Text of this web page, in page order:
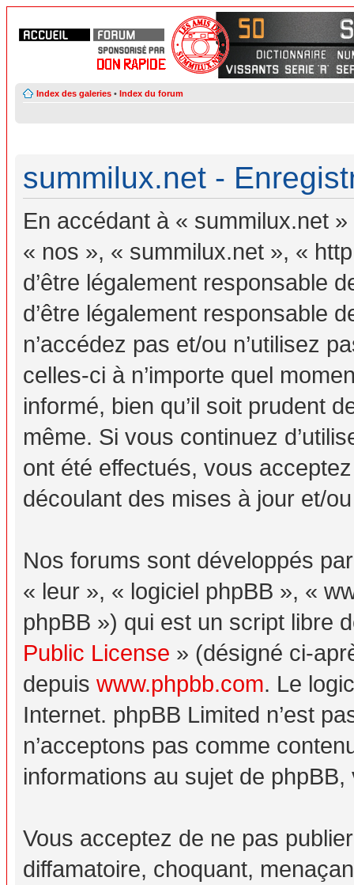
Index des galeries • Index du forum
summilux.net -
En accédant à « summilux.net
« nos », « summilux.net », «
d’être légalement responsable
d’être légalement responsable
n’accédez pas et/ou n’utilisez
celles-ci à n’importe quel
informé, bien qu’il soit prudent
même. Si vous continuez
ont été effectués, vous
découlant des mises à jour et/
Nos forums sont développés
« leur », « logiciel phpBB », «
phpBB ») qui est un script libre
Public License » (désigné ci-
depuis www.phpbb.com. Le
Internet. phpBB Limited n’est
n’acceptons pas comme
informations au sujet de
Vous acceptez de ne pas
diffamatoire, choquant,